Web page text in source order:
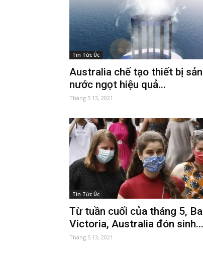
Tin Tức Úc
Australia chế tạo thiết bị
nước ngọt hiệu quả...
Tháng 5 13, 2021
Tin Tức Úc
Từ tuần cuối của tháng 5,
Victoria, Australia đón sinh...
Tháng 5 13, 2021